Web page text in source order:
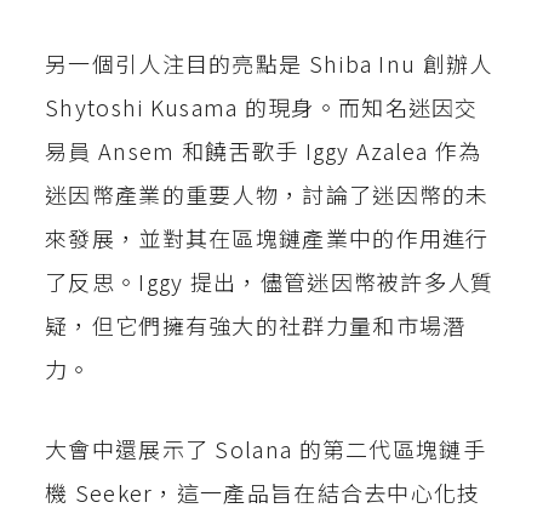
另一個引人注目的亮點是 Shiba Inu 創辦人
Shytoshi Kusama 的現身。而知名迷因交
易員 Ansem 和饒舌歌手 Iggy Azalea 作為
迷因幣產業的重要人物，討論了迷因幣的未
來發展，並對其在區塊鏈產業中的作用進行
了反思。Iggy 提出，儘管迷因幣被許多人質
疑，但它們擁有強大的社群力量和市場潛
力。
大會中還展示了 Solana 的第二代區塊鏈手
機 Seeker，這一產品旨在結合去中心化技